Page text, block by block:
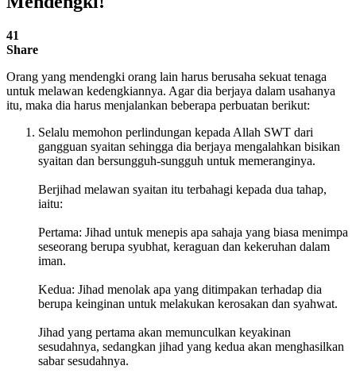
41
Share
Orang yang mendengki orang lain harus berusaha sekuat tenaga
untuk melawan kedengkiannya. Agar dia berjaya dalam usahanya
itu, maka dia harus menjalankan beberapa perbuatan berikut:
Selalu memohon perlindungan kepada Allah SWT dari
gangguan syaitan sehingga dia berjaya mengalahkan bisikan
syaitan dan bersungguh-sungguh untuk memeranginya.
Berjihad melawan syaitan itu terbahagi kepada dua tahap,
iaitu:
Pertama: Jihad untuk menepis apa sahaja yang biasa menimpa
seseorang berupa syubhat, keraguan dan kekeruhan dalam
iman.
Kedua: Jihad menolak apa yang ditimpakan terhadap dia
berupa keinginan untuk melakukan kerosakan dan syahwat.
Jihad yang pertama akan memunculkan keyakinan
sesudahnya, sedangkan jihad yang kedua akan menghasilkan
sabar sesudahnya.